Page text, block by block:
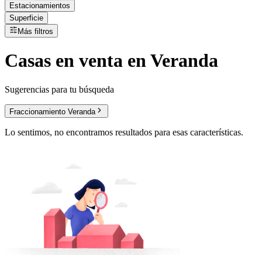
Estacionamientos
Superficie
Más filtros
Casas en venta en Veranda
Sugerencias para tu búsqueda
Fraccionamiento Veranda
Lo sentimos, no encontramos resultados para esas características.